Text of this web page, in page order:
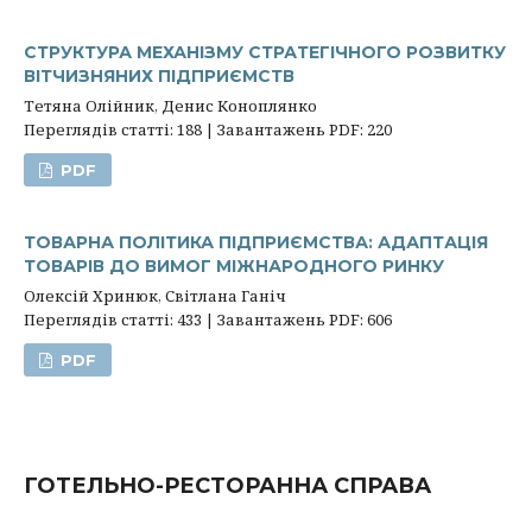
СТРУКТУРА МЕХАНІЗМУ СТРАТЕГІЧНОГО РОЗВИТКУ
ВІТЧИЗНЯНИХ ПІДПРИЄМСТВ
Тетяна Олійник, Денис Коноплянко
Переглядів статті: 188 | Завантажень PDF: 220
PDF
ТОВАРНА ПОЛІТИКА ПІДПРИЄМСТВА: АДАПТАЦІЯ
ТОВАРІВ ДО ВИМОГ МІЖНАРОДНОГО РИНКУ
Олексій Хринюк, Світлана Ганіч
Переглядів статті: 433 | Завантажень PDF: 606
PDF
ГОТЕЛЬНО-РЕСТОРАННА СПРАВА